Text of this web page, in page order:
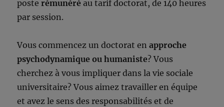
poste rémunéré au tarif doctorat, de 140 heures
par session.
Vous commencez un doctorat enapproche
psychodynamique ou humaniste? Vous
cherchez à vous impliquer dans la vie sociale
universitaire? Vous aimez travailler en équipe
et avez le sens des responsabilités et de